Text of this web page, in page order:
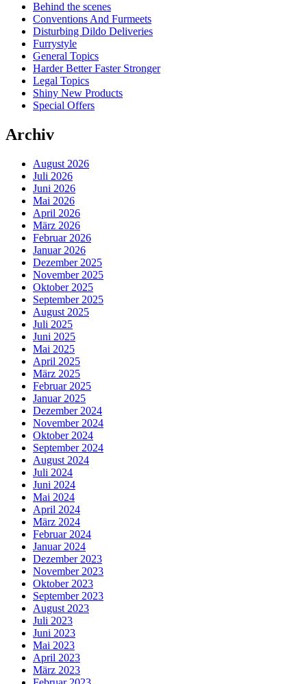
Behind the scenes
Conventions And Furmeets
Disturbing Dildo Deliveries
Furrystyle
General Topics
Harder Better Faster Stronger
Legal Topics
Shiny New Products
Special Offers
Archiv
August 2026
Juli 2026
Juni 2026
Mai 2026
April 2026
März 2026
Februar 2026
Januar 2026
Dezember 2025
November 2025
Oktober 2025
September 2025
August 2025
Juli 2025
Juni 2025
Mai 2025
April 2025
März 2025
Februar 2025
Januar 2025
Dezember 2024
November 2024
Oktober 2024
September 2024
August 2024
Juli 2024
Juni 2024
Mai 2024
April 2024
März 2024
Februar 2024
Januar 2024
Dezember 2023
November 2023
Oktober 2023
September 2023
August 2023
Juli 2023
Juni 2023
Mai 2023
April 2023
März 2023